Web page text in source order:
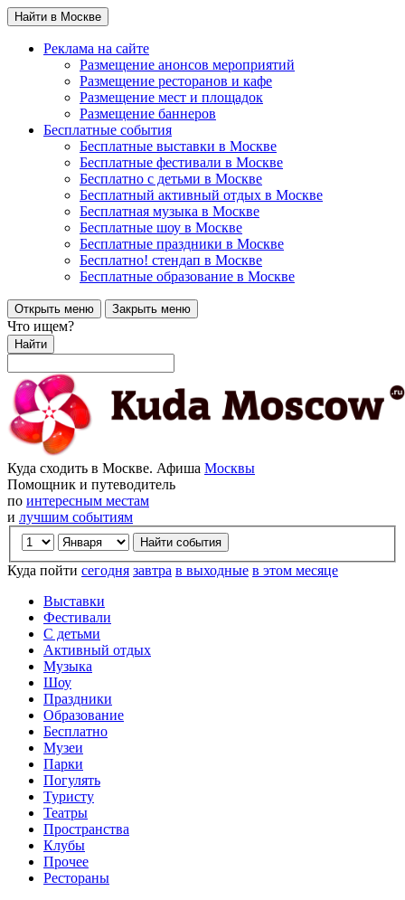
Найти в Москве
Реклама на сайте
Размещение анонсов мероприятий
Размещение ресторанов и кафе
Размещение мест и площадок
Размещение баннеров
Бесплатные события
Бесплатные выставки в Москве
Бесплатные фестивали в Москве
Бесплатно с детьми в Москве
Бесплатный активный отдых в Москве
Бесплатная музыка в Москве
Бесплатные шоу в Москве
Бесплатные праздники в Москве
Бесплатно! стендап в Москве
Бесплатные образование в Москве
Открыть меню Закрыть меню
Что ищем?
Найти
Куда сходить в Москве. Афиша Москвы
Помощник и путеводитель
по интересным местам
и лучшим событиям
Куда пойти сегодня завтра в выходные в этом месяце
Выставки
Фестивали
С детьми
Активный отдых
Музыка
Шоу
Праздники
Образование
Бесплатно
Музеи
Парки
Погулять
Туристу
Театры
Пространства
Клубы
Прочее
Рестораны